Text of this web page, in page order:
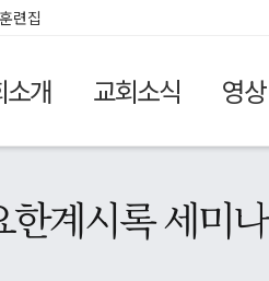
련집
소개 교회소식 영상
한계시록 세미나